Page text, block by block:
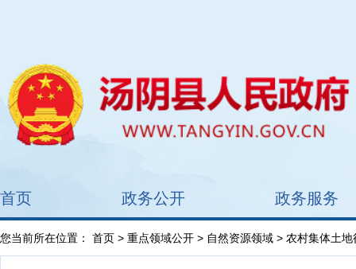
首页 政务公开 政务服务
您当前所在位置： 首页 > 重点领域公开 > 自然资源领域 > 农村集体土地